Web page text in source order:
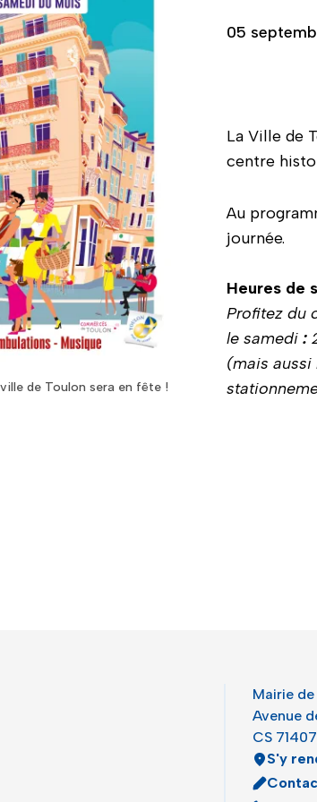
05
de Toulon sera en fête !
La Ville de
centre
Au
journée.
Heures de
Profitez du
le samedi :
(mais aussi
Mairie
Avenue
CS
S'y